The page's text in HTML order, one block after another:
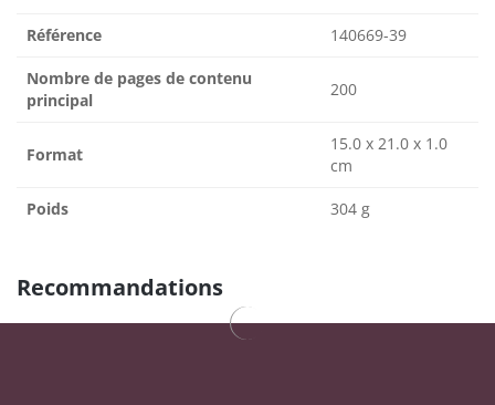
Référence 140669-39
Nombre de pages de contenu
principal
200
Format
15.0 x 21.0 x 1.0
cm
Poids 304 g
Recommandations